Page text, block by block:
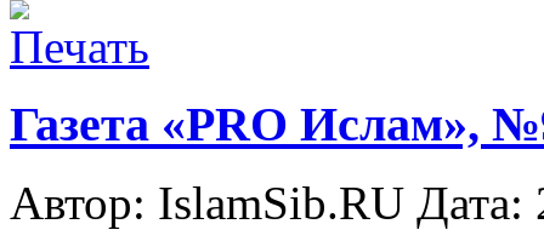
Газета «PRO Ислам»,
Автор: IslamSib.RU Дата: